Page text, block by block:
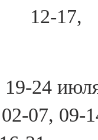
12-17,
19-24
02-07, 09-